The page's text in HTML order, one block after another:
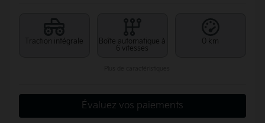
Traction intégrale
Boîte automatique à
6 vitesses
0 km
Évaluez vos paiements